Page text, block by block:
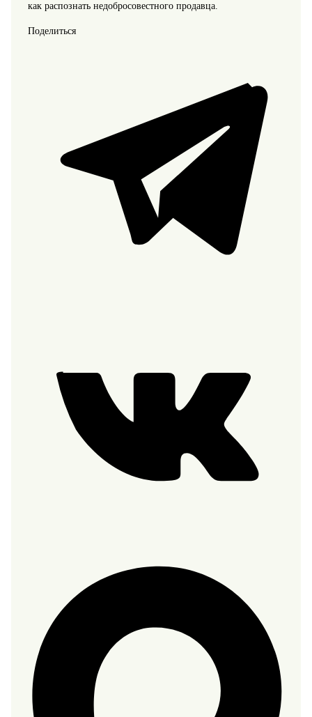
как распознать недобросовестного продавца.
Поделиться